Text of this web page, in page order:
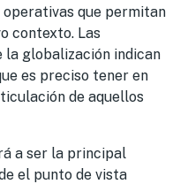
que permitan
contexto. Las
la globalización indican
es preciso tener en
de aquellos
a ser la principal
el punto de vista